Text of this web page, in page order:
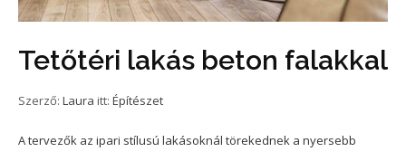
Tetőtéri lakás beton falakkal
Szerző: Laura itt: Építészet
A tervezők az ipari stílusú lakásoknál törekednek a nyersebb